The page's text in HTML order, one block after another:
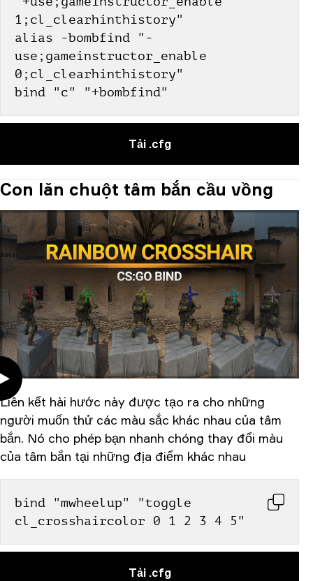
1;cl_clearhinthistory"
alias -bombfind "-
use;gameinstructor_enable
0;cl_clearhinthistory"
bind "c" "+bombfind"
Tải .cfg
Con lăn chuột tâm bắn cầu vồng
Liên kết hài hước này được tạo ra cho những
người muốn thử các màu sắc khác nhau của tâm
bắn. Nó cho phép bạn nhanh chóng thay đổi màu
của tâm bắn tại những địa điểm khác nhau
bind "mwheelup" "toggle
cl_crosshaircolor 0 1 2 3 4 5"
Tải .cfg